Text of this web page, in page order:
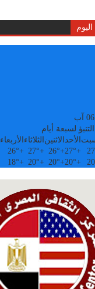
لسبعة أيام
الأحد الاثنين الثلاثاء الأربعاء
+
27°
+
26°
+
27°
+
26°
+
20°
+
20°
+
20°
+
18°